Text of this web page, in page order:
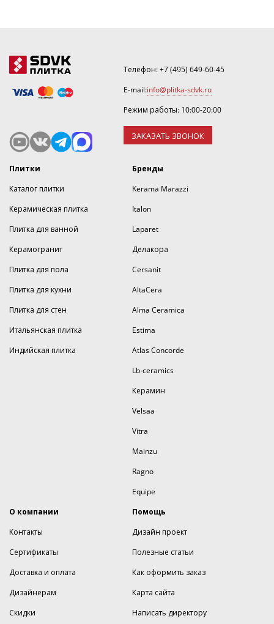
Телефон:+7 (495) 649-60-45
E-mail:info@plitka-sdvk.ru
Режим работы: 10:00-20:00
ЗАКАЗАТЬ ЗВОНОК
Плитки
Каталог плитки
Керамическая плитка
Плитка для ванной
Керамогранит
Плитка для пола
Плитка для кухни
Плитка для стен
Итальянская плитка
Индийская плитка
Бренды
Kerama Marazzi
Italon
Laparet
Делакора
Cersanit
AltaCera
Alma Ceramica
Estima
Atlas Concorde
Lb-ceramics
Керамин
Velsaa
Vitra
Mainzu
Ragno
Equipe
О компании
Контакты
Сертификаты
Доставка и оплата
Дизайнерам
Скидки
Помощь
Дизайн проект
Полезные статьи
Как оформить заказ
Карта сайта
Написать директору